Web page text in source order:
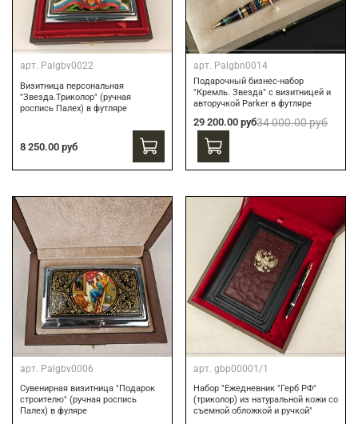
арт. Palgbv0022
Визитница персональная
"Звезда.Триколор" (ручная
роспись Палех) в футляре
8 250.00 руб
арт. Palgbn0014
Подарочный бизнес-набор
"Кремль. Звезда" с визитницей и
авторучкой Parker в футляре
29 200.00 руб34 000.00 руб
арт. Palgbv0006
Сувенирная визитница "Подарок
строителю" (ручная роспись
Палех) в фуляре
арт. gbp00001/1
Набор "Ежедневник "Герб РФ"
(триколор) из натуральной кожи со
съемной обложкой и ручкой"